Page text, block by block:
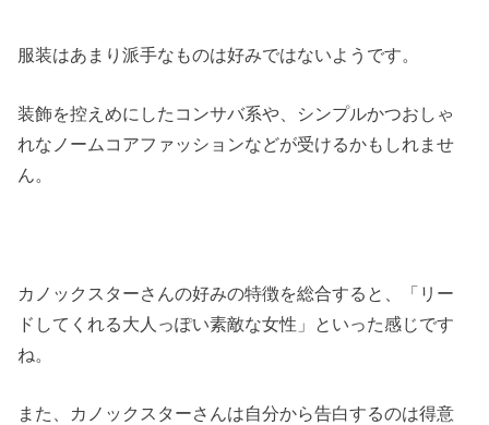
服装はあまり派手なものは好みではないようです。
装飾を控えめにしたコンサバ系や、シンプルかつおしゃ
れなノームコアファッションなどが受けるかもしれませ
ん。
カノックスターさんの好みの特徴を総合すると、「リー
ドしてくれる大人っぽい素敵な女性」といった感じです
ね。
また、カノックスターさんは自分から告白するのは得意